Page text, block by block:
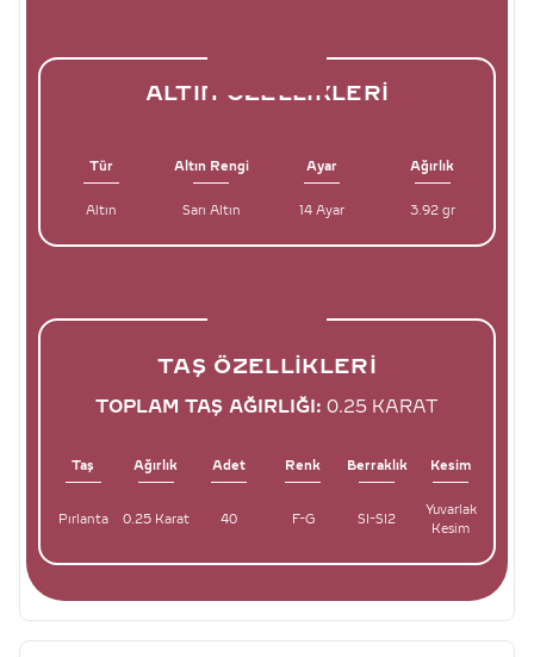
ALTIN ÖZELLIKLERI
Tür Altın Rengi Ayar Ağırlık
Altın Sarı Altın 14 Ayar 3.92 gr
TAŞ ÖZELLIKLERI
TOPLAM TAŞ AĞIRLIĞI: 0.25 KARAT
Taş Ağırlık Adet Renk Berraklık Kesim
Pırlanta 0.25 Karat 40 F-G SI-SI2
Yuvarlak
Kesim